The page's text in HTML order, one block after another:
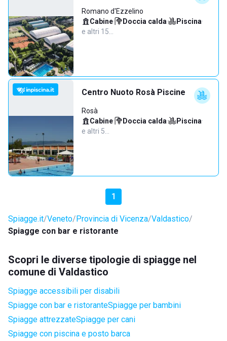
Romano d'Ezzelino
Cabine· Doccia calda· Piscina·
e altri 15…
Centro Nuoto Rosà Piscine
Rosà
Cabine· Doccia calda· Piscina·
e altri 5…
1
Spiagge.it Veneto Provincia di Vicenza Valdastico
Spiagge con bar e ristorante
Scopri le diverse tipologie di spiagge nel
comune di Valdastico
Spiagge accessibili per disabili
Spiagge con bar e ristoranteSpiagge per bambini
Spiagge attrezzateSpiagge per cani
Spiagge con piscina e posto barca